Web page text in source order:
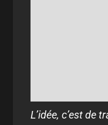
L’idée, c’est de